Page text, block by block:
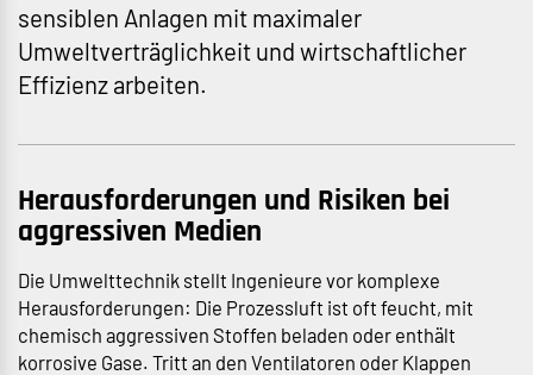
sensiblen Anlagen mit maximaler
Umweltverträglichkeit und wirtschaftlicher
Effizienz arbeiten.
Herausforderungen und Risiken bei
aggressiven Medien
Die Umwelttechnik stellt Ingenieure vor komplexe
Herausforderungen: Die Prozessluft ist oft feucht, mit
chemisch aggressiven Stoffen beladen oder enthält
korrosive Gase. Tritt an den Ventilatoren oder Klappen